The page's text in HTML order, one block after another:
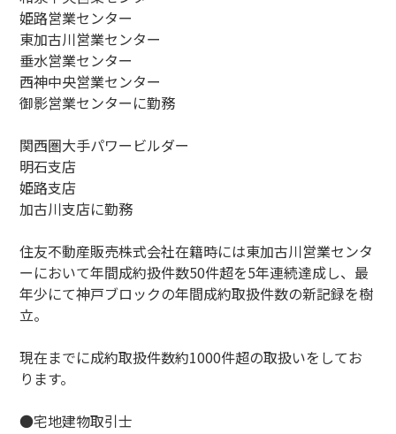
姫路営業センター
東加古川営業センター
垂水営業センター
西神中央営業センター
御影営業センターに勤務
関西圏大手パワービルダー
明石支店
姫路支店
加古川支店に勤務
住友不動産販売株式会社在籍時には東加古川営業センタ
ーにおいて年間成約扱件数50件超を5年連続達成し、最
年少にて神戸ブロックの年間成約取扱件数の新記録を樹
立。
現在までに成約取扱件数約1000件超の取扱いをしてお
ります。
●宅地建物取引士